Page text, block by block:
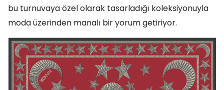
bu turnuvaya özel olarak tasarladığı koleksiyonuyla
moda üzerinden manalı bir yorum getiriyor.